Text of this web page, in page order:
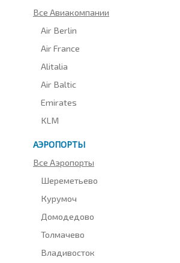
Все Авиакомпании
Air Berlin
Air France
Alitalia
Air Baltic
Emirates
KLM
АЭРОПОРТЫ
Все Аэропорты
Шереметьево
Курумоч
Домодедово
Толмачево
Владивосток